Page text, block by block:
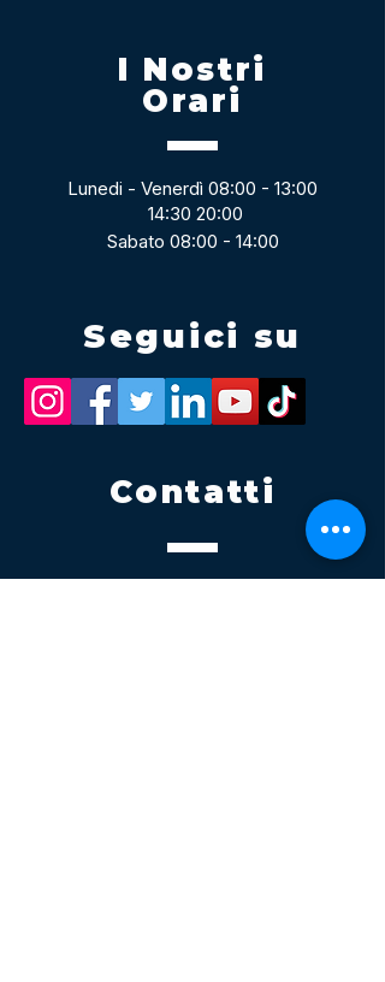
I Nostri
Orari
Lunedi - Venerdì 08:00 - 13:00
14:30 20:00
Sabato 08:00 - 14:00
Seguici su
Contatti